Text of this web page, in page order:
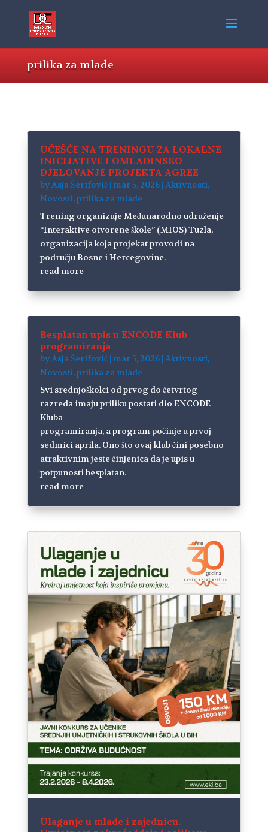
prilika za mlade
UČEŠĆE NA TRENINGU ZA LOKALNE
INICIJATIVE I OMLADINSKO
DJELOVANJE PROJEKTA AGREE
byAsja Šerifović| mar 5, 2026| Aktivnosti,
Novosti,prilika za mlade
Trening organizuje Međunarodno udruženje
“Interaktive otvorene škole” (MIOS) Tuzla,
organizacija koja projekat provodi na
području Bosne i Hercegovine.
read more
Besplatan upis u ENCODE Klub
programiranja
byAsja Šerifović| mar 5, 2026| Aktivnosti,
Novosti,prilika za mlade
Svi srednjoškolci od prvog do četvrtog
razreda imaju priliku postati dio ENCODE
Kluba
programiranja, a program počinje u prvoj
sedmici aprila. Ono što ovaj klub čini posebno
atraktivnim jeste činjenica da je upis u
potpunosti besplatan.
read more
Ulaganje u mlade i zajednicu.